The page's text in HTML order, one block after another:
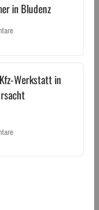
in Bludenz
Werkstatt in